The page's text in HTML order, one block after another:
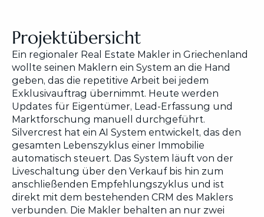
Projektübersicht
Ein regionaler Real Estate Makler in Griechenland
wollte seinen Maklern ein System an die Hand
geben, das die repetitive Arbeit bei jedem
Exklusivauftrag übernimmt. Heute werden
Updates für Eigentümer, Lead-Erfassung und
Marktforschung manuell durchgeführt.
Silvercrest hat ein AI System entwickelt, das den
gesamten Lebenszyklus einer Immobilie
automatisch steuert. Das System läuft von der
Liveschaltung über den Verkauf bis hin zum
anschließenden Empfehlungszyklus und ist
direkt mit dem bestehenden CRM des Maklers
verbunden. Die Makler behalten an nur zwei